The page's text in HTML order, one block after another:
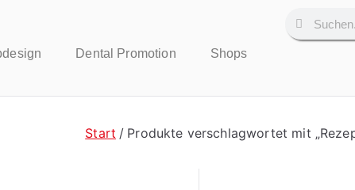
Dental Promotion
Shops
Start Produkte verschlagwortet mit